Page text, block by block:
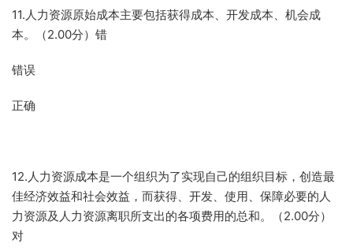
11.人力资源原始成本主要包括获得成本、开发成本、机会成
本。（2.00分）错
错误
正确
12.人力资源成本是一个组织为了实现自己的组织目标，创造最
佳经济效益和社会效益，而获得、开发、使用、保障必要的人
力资源及人力资源离职所支出的各项费用的总和。（2.00分）
对